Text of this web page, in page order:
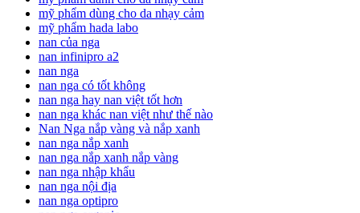
mỹ phẩm dùng cho da nhạy cảm
mỹ phẩm hada labo
nan của nga
nan infinipro a2
nan nga
nan nga có tốt không
nan nga hay nan việt tốt hơn
nan nga khác nan việt như thế nào
Nan Nga nắp vàng và nắp xanh
nan nga nắp xanh
nan nga nắp xanh nắp vàng
nan nga nhập khẩu
nan nga nội địa
nan nga optipro